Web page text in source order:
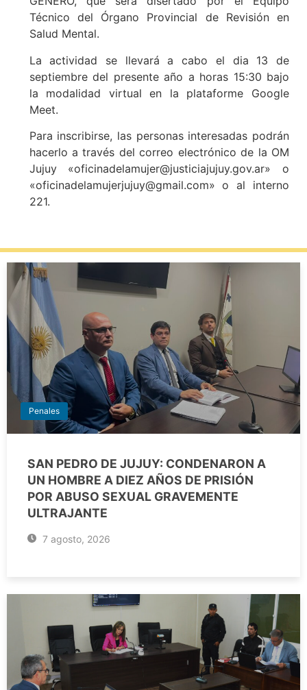
Técnico del Órgano Provincial de Revisión en
Salud Mental.
La actividad se llevará a cabo el dia 13 de
septiembre del presente año a horas 15:30 bajo
la modalidad virtual en la plataforme Google
Meet.
Para inscribirse, las personas interesadas podrán
hacerlo a través del correo electrónico de la OM
Jujuy «oficinadelamujer@justiciajujuy.gov.ar» o
«oficinadelamujerjujuy@gmail.com» o al interno
221.
Penales
SAN PEDRO DE JUJUY: CONDENARON A
UN HOMBRE A DIEZ AÑOS DE PRISIÓN
POR ABUSO SEXUAL GRAVEMENTE
ULTRAJANTE
7 agosto, 2026